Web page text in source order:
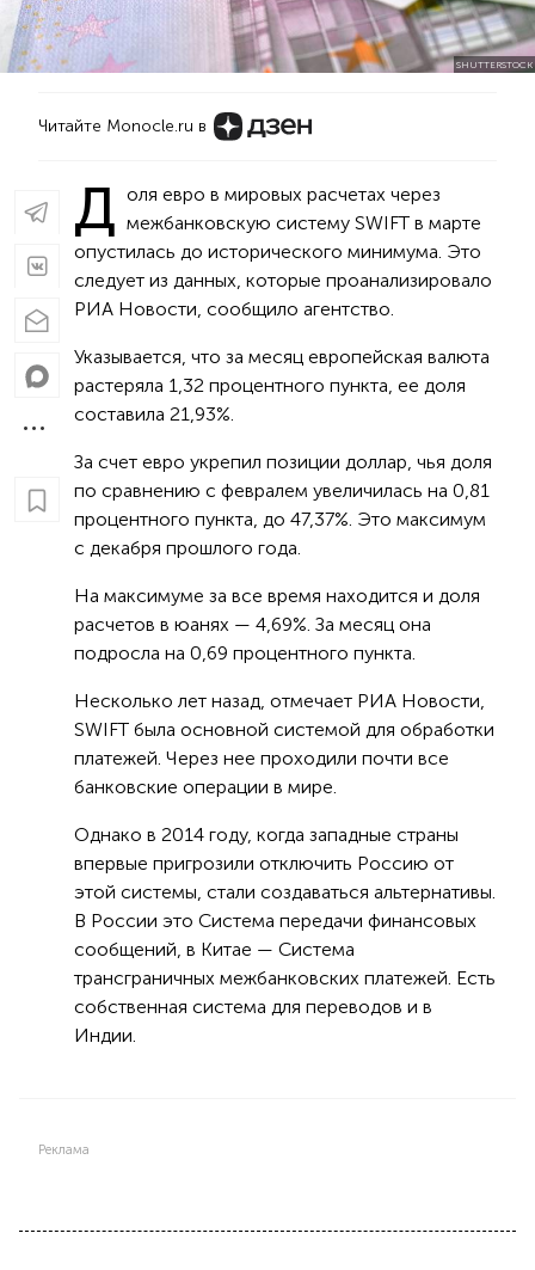
SHUTTERSTOCK
Читайте Monocle.ru в
Д оля евро в мировых расчетах через
межбанковскую систему SWIFT в марте
опустилась до исторического минимума. Это
следует из данных, которые проанализировало
РИА Новости, сообщило агентство.
Указывается, что за месяц европейская валюта
растеряла 1,32 процентного пункта, ее доля
составила 21,93%.
За счет евро укрепил позиции доллар, чья доля
по сравнению с февралем увеличилась на 0,81
процентного пункта, до 47,37%. Это максимум
с декабря прошлого года.
На максимуме за все время находится и доля
расчетов в юанях — 4,69%. За месяц она
подросла на 0,69 процентного пункта.
Несколько лет назад, отмечает РИА Новости,
SWIFT была основной системой для обработки
платежей. Через нее проходили почти все
банковские операции в мире.
Однако в 2014 году, когда западные страны
впервые пригрозили отключить Россию от
этой системы, стали создаваться альтернативы.
В России это Система передачи финансовых
сообщений, в Китае — Система
трансграничных межбанковских платежей. Есть
собственная система для переводов и в
Индии.
Реклама